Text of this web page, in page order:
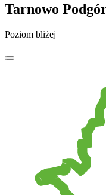
Tarnowo
Poziom bliżej